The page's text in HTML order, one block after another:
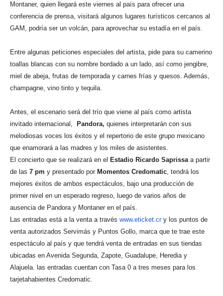
Montaner, quien llegará este viernes al país para ofrecer una
conferencia de prensa, visitará algunos lugares turísticos cercanos al
GAM, podría ser un volcán, para aprovechar su estadía en el país.
Entre algunas peticiones especiales del artista, pide para su camerino
toallas blancas con su nombre bordado a un lado, así como jengibre,
miel de abeja, frutas de temporada y carnes frías y quesos. Además,
champagne, vino tinto y tequila.
Antes, el escenario será del trío que viene al país como artista
invitado internacional,
Pandora, quienes interpretarán con sus
melodiosas voces los éxitos y el repertorio de este grupo mexicano
que enamorará a las madres y los miles de asistentes.
El concierto que se realizará en el Estadio Ricardo Saprissaa partir
de las 7 pm y presentado por Momentos Credomatic, tendrá los
mejores éxitos de ambos espectáculos, bajo una producción de
primer nivel en un esperado regreso, luego de varios años de
ausencia de Pandora y Montaner en el país.
Las entradas está a la venta a través www.eticket.cry los puntos de
venta autorizados Servimás y Puntos Gollo, marca que te trae este
espectáculo al país y que tendrá venta de entradas en sus tiendas
ubicadas en Avenida Segunda, Zapote, Guadalupe, Heredia y
Alajuela. las entradas cuentan con Tasa 0 a tres meses para los
tarjetahabientes Credomatic.